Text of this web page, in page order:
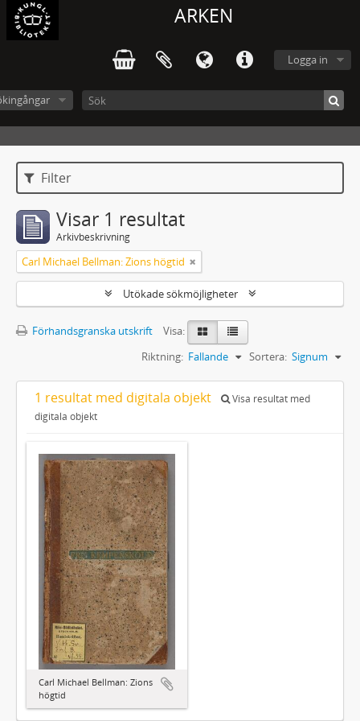
ARKEN
Logga in
Filter
Visar 1 resultat
Arkivbeskrivning
Carl Michael Bellman: Zions högtid
Utökade sökmöjligheter
Förhandsgranska utskrift
Visa:
Sortera: Signum
Riktning: Fallande
1 resultat med digitala objekt
Visa resultat med
digitala objekt
Carl Michael Bellman: Zions
högtid